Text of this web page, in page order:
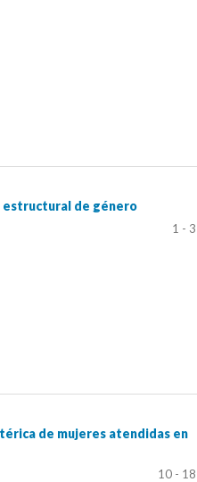
estructural de género
1 - 3
de mujeres atendidas en
10 - 18